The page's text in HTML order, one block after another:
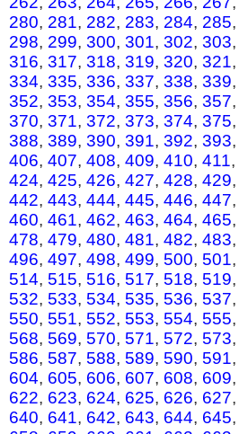
280, 281, 282, 283, 284, 285,
298, 299, 300, 301, 302, 303,
316, 317, 318, 319, 320, 321,
334, 335, 336, 337, 338, 339,
352, 353, 354, 355, 356, 357,
370, 371, 372, 373, 374, 375,
388, 389, 390, 391, 392, 393,
406, 407, 408, 409, 410, 411,
424, 425, 426, 427, 428, 429,
442, 443, 444, 445, 446, 447,
460, 461, 462, 463, 464, 465,
478, 479, 480, 481, 482, 483,
496, 497, 498, 499, 500, 501,
514, 515, 516, 517, 518, 519,
532, 533, 534, 535, 536, 537,
550, 551, 552, 553, 554, 555,
568, 569, 570, 571, 572, 573,
586, 587, 588, 589, 590, 591,
604, 605, 606, 607, 608, 609,
622, 623, 624, 625, 626, 627,
640, 641, 642, 643, 644, 645,